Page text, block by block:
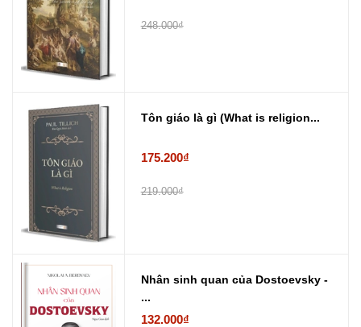
248.000₫
Tôn giáo là gì (What is religion...
175.200₫
219.000₫
Nhân sinh quan của Dostoevsky -
...
132.000₫